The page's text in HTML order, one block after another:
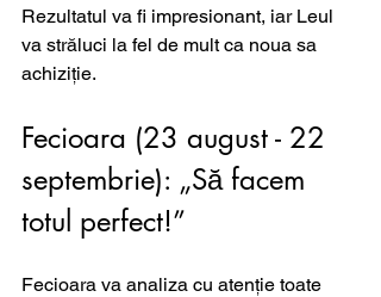
Rezultatul va fi impresionant, iar Leul
va străluci la fel de mult ca noua sa
achiziție.
Fecioara (23 august - 22
septembrie): „Să facem
totul perfect!”
Fecioara va analiza cu atenție toate